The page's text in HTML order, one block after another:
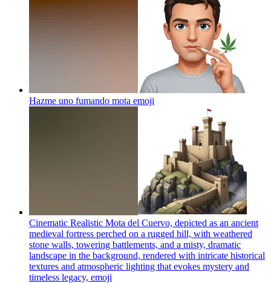
Hazme uno fumando mota emoji
Cinematic Realistic Mota del Cuervo, depicted as an ancient
medieval fortress perched on a rugged hill, with weathered
stone walls, towering battlements, and a misty, dramatic
landscape in the background, rendered with intricate historical
textures and atmospheric lighting that evokes mystery and
timeless legacy, emoji